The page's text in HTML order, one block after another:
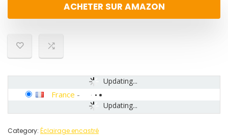
ACHETER SUR AMAZON
Updating...
Updating...
France -
Category: Éclairage encastré